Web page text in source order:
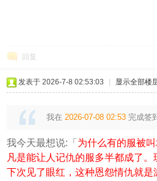
回复
发表于 2026-7-8 02:53:03 显示全部楼
我在 2026-07-08 02:53完成签
我今天最想说:「 为什么有的服被
凡是能让人记仇的服多半都成了
下次见了眼红，这种恩怨情仇就